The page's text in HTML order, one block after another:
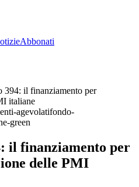
Abbonati
394: il finanziamento per
italiane
agevolatifondo-
green
il finanziamento per
delle PMI